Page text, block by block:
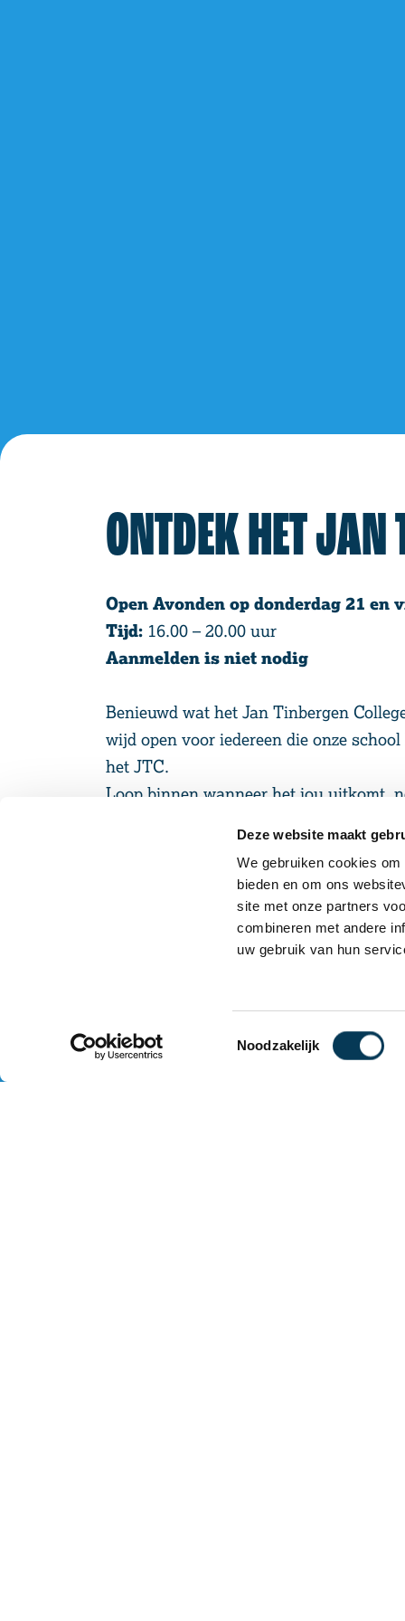
Deze website maakt
We gebruiken cookies
bieden en om ons
site met onze partners
combineren met andere
uw gebruik van hun
Toestemmingsselectie
Noodzakelijk
ONTDEK HET JAN
Open Avonden op donderdag 21 en
Tijd: 16.00 – 20.00 uur
Aanmelden is niet nodig
Benieuwd wat het Jan Tinbergen
wijd open voor iedereen die onze
het JTC.
Loop binnen wanneer het jou uitkomt,
leren op het JTC eruitziet:
Ontdek onze praktische vakken en
Bekijk demonstraties in de
Ervaar hoe wij werken aan
En stel gerust vragen aan onze